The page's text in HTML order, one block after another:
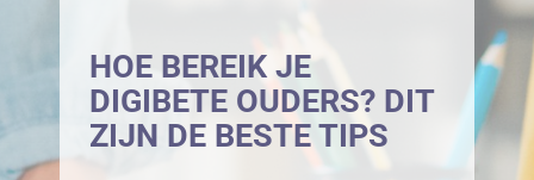
BLOG
CONTACT
HOE BEREIK JE
DIGIBETE OUDERS? DIT
ZIJN DE BESTE TIPS